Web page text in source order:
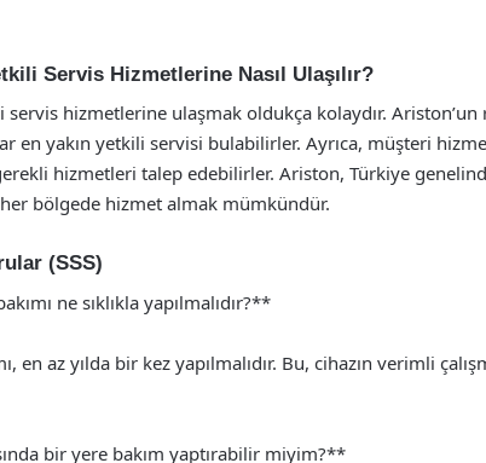
Servis Hizmetlerine Nasıl Ulaşılır?
hizmetlerine ulaşmak oldukça kolaydır. Ariston’un
en yakın yetkili servisi bulabilirler. Ayrıca, müşteri
hizmetleri talep edebilirler. Ariston, Türkiye
bölgede hizmet almak mümkündür.
(SSS)
ne sıklıkla yapılmalıdır?**
en az yılda bir kez yapılmalıdır. Bu, cihazın verimli
bir yere bakım yaptırabilir miyim?**